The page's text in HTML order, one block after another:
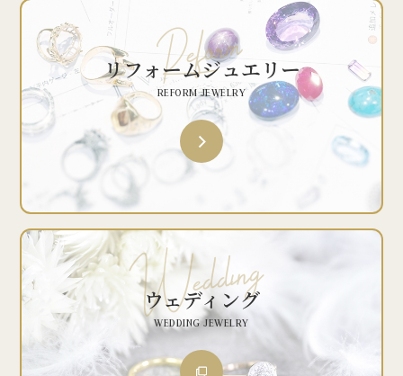
リフォームジュエリー
REFORM JEWELRY
ウェディング
WEDDING JEWELRY